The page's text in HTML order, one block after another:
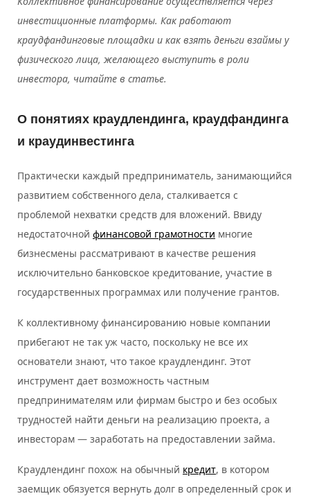
инвестиционные платформы. Как работают
краудфандинговые площадки и как взять деньги взаймы у
физического лица, желающего выступить в роли
инвестора, читайте в статье.
О понятиях краудлендинга, краудфандинга
и краудинвестинга
Практически каждый предприниматель, занимающийся
развитием собственного дела, сталкивается с
проблемой нехватки средств для вложений. Ввиду
недостаточной финансовой грамотности многие
бизнесмены рассматривают в качестве решения
исключительно банковское кредитование, участие в
государственных программах или получение грантов.
К коллективному финансированию новые компании
прибегают не так уж часто, поскольку не все их
основатели знают, что такое краудлендинг. Этот
инструмент дает возможность частным
предпринимателям или фирмам быстро и без особых
трудностей найти деньги на реализацию проекта, а
инвесторам — заработать на предоставлении займа.
Краудлендинг похож на обычный кредит, в котором
заемщик обязуется вернуть долг в определенный срок и